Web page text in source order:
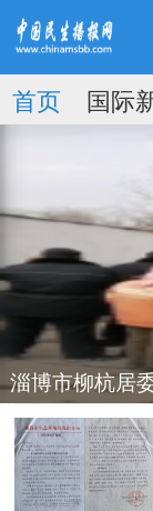
播
报
首页 国际
淄博市柳杭居